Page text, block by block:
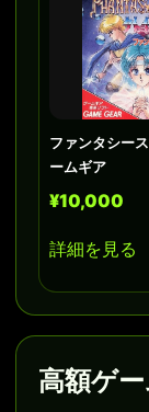
ファンタシー
ームギア
¥10,000
詳細を見る
高額ゲ